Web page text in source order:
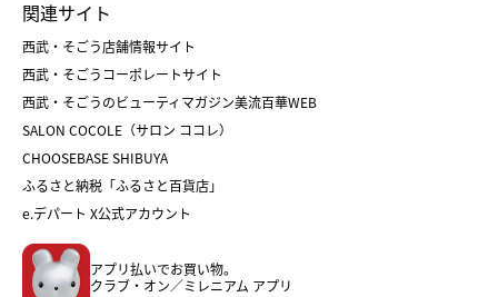
父の日
クリスマスケーキ
ホワイトデー
菓子折り
和菓子
人気のギフト
バレンタイン
ホワイトデー
おせち
フード
ホーム・キッチン＆アート
関連サイト
西武・そごう店舗情報サイト
西武・そごうコーポレートサイト
西武・そごうのビューティマガジン美流百華WEB
SALON COCOLE（サロン ココレ）
CHOOSEBASE SHIBUYA
ふるさと納税「ふるさと百貨店」
e.デパート X公式アカウント
アプリ払いでお買い物。
クラブ・オン／ミレニアム アプリ